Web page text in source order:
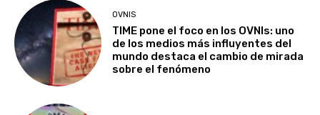
OVNIS
TIME pone el foco en los OVNIs: uno
de los medios más influyentes del
mundo destaca el cambio de mirada
sobre el fenómeno